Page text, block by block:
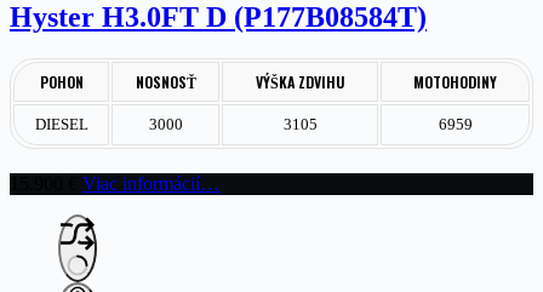
Hyster H3.0FT D (P177B08584T)
POHON NOSNOSŤ VÝŠKA ZDVIHU MOTOHODINY
DIESEL 3000 3105 6959
Viac informácií…